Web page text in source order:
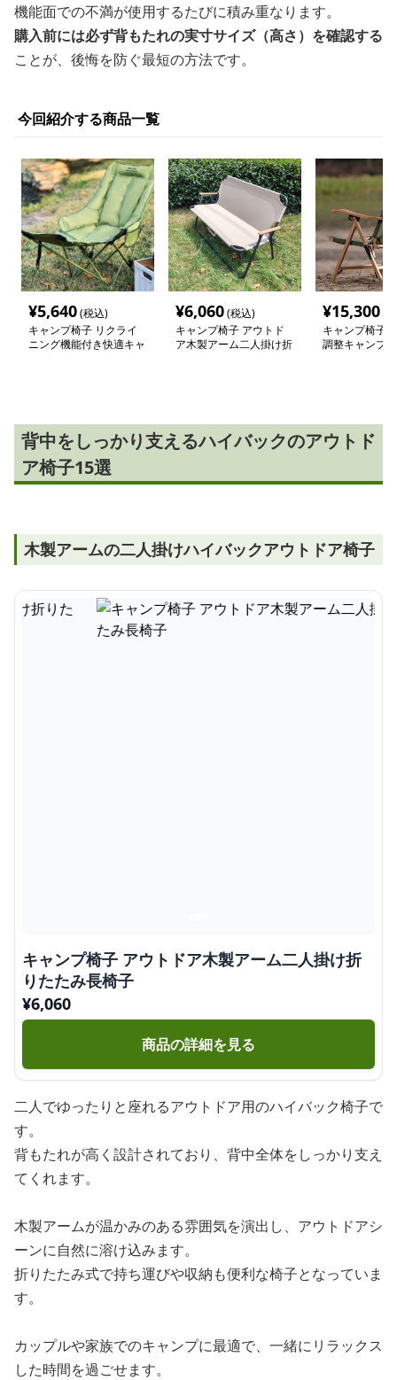
機能面での不満が使用するたびに積み重なります。
購入前には必ず背もたれの実寸サイズ（高さ）を確認する
ことが、後悔を防ぐ最短の方法です。
今回紹介する商品一覧
¥5,640(税込)
キャンプ椅子 リクライ
ニング機能付き快適キャ
¥6,060(税込)
キャンプ椅子 アウトド
ア木製アーム二人掛け折
¥15,300
キャンプ椅子
調整キャンプ
背中をしっかり支えるハイバックのアウトド
ア椅子15選
木製アームの二人掛けハイバックアウトドア椅子
キャンプ椅子 アウトドア木製アーム二人掛け折
りたたみ長椅子
¥6,060
商品の詳細を見る
二人でゆったりと座れるアウトドア用のハイバック椅子で
す。
背もたれが高く設計されており、背中全体をしっかり支え
てくれます。
木製アームが温かみのある雰囲気を演出し、アウトドアシ
ーンに自然に溶け込みます。
折りたたみ式で持ち運びや収納も便利な椅子となっていま
す。
カップルや家族でのキャンプに最適で、一緒にリラックス
した時間を過ごせます。